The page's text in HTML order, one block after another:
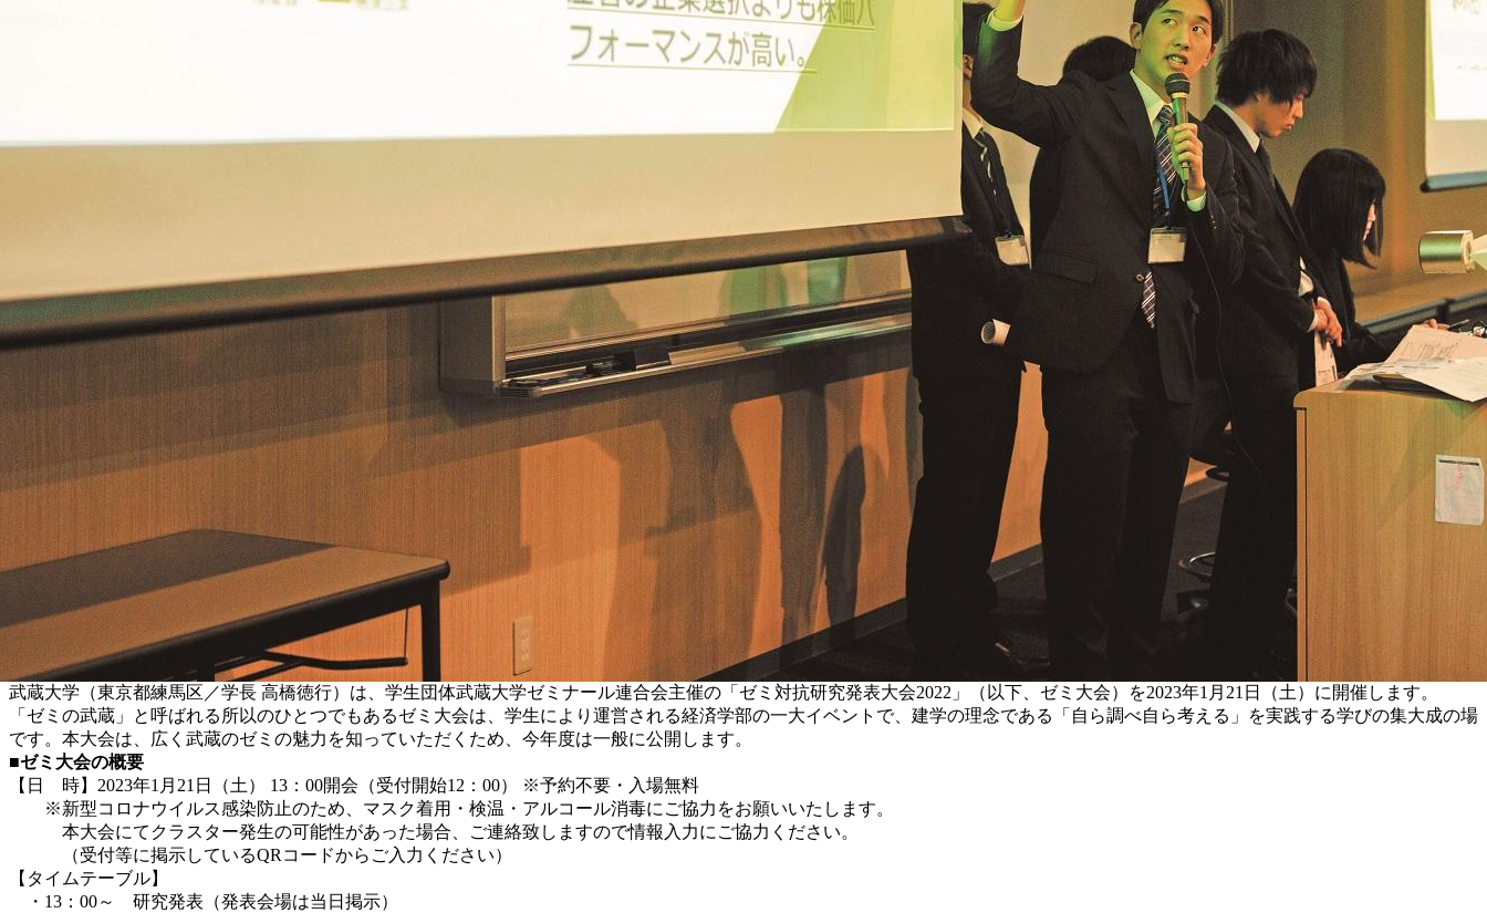
武蔵大学（東京都練馬区／学長 高橋徳行）は、学生団体武蔵大学ゼミナール連合会主催の「ゼミ対抗研究発表大会2022」（以下、ゼミ大会）を2023年1月21日（土）に開催します。
「ゼミの武蔵」と呼ばれる所以のひとつでもあるゼミ大会は、学生により運営される経済学部の一大イベントで、建学の理念である「自ら調べ自ら考える」を実践する学びの集大成の場
です。本大会は、広く武蔵のゼミの魅力を知っていただくため、今年度は一般に公開します。
■ゼミ大会の概要
【日 時】2023年1月21日（土） 13：00開会（受付開始12：00） ※予約不要・入場無料
※新型コロナウイルス感染防止のため、マスク着用・検温・アルコール消毒にご協力をお願いいたします。
本大会にてクラスター発生の可能性があった場合、ご連絡致しますので情報入力にご協力ください。
（受付等に掲示しているQRコードからご入力ください）
【タイムテーブル】
・13：00～ 研究発表（発表会場は当日掲示）